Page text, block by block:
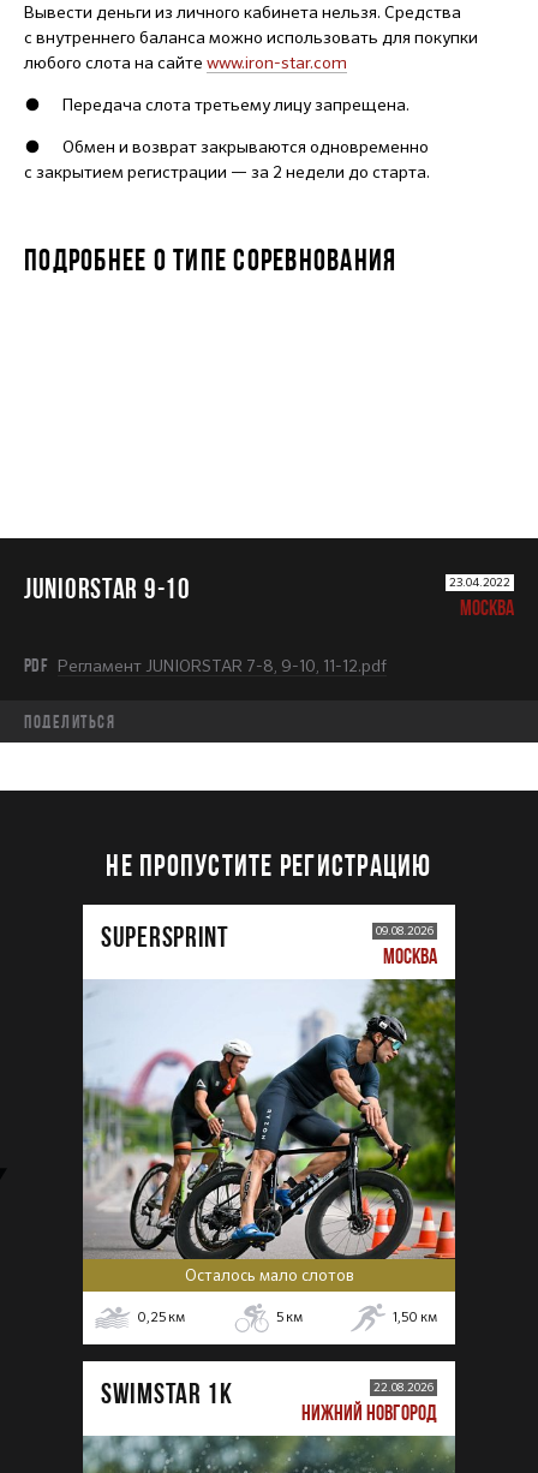
Вывести деньги из личного кабинета нельзя. Средства
с внутреннего баланса можно использовать для покупки
любого слота на сайте www.iron-star.com
● Передача слота третьему лицу запрещена.
● Обмен и возврат закрываются одновременно
с закрытием регистрации — за 2 недели до старта.
ПОДРОБНЕЕ О ТИПЕ СОРЕВНОВАНИЯ
JUNIORSTAR 9-10 23.04.2022
МОСКВА
PDF Регламент JUNIORSTAR 7-8, 9-10, 11-12.pdf
Поделиться
НЕ ПРОПУСТИТЕ РЕГИСТРАЦИЮ
SUPERSPRINT 09.08.2026
МОСКВА
Осталось мало слотов
0,25 км 5 км 1,50 км
SWIMSTAR 1K 22.08.2026
НИЖНИЙ НОВГОРОД